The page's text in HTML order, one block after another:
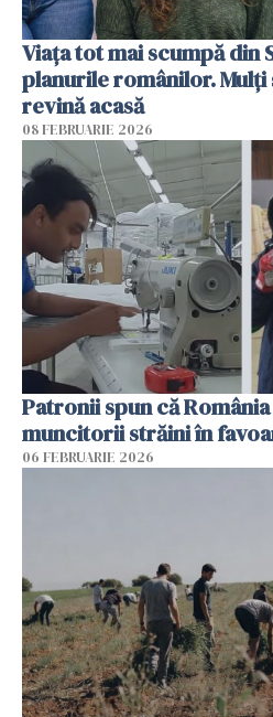
Viața tot mai scumpă din
planurile românilor. Mulți
revină acasă
08 FEBRUARIE 2026
Patronii spun că
muncitorii străini în
06 FEBRUARIE 2026